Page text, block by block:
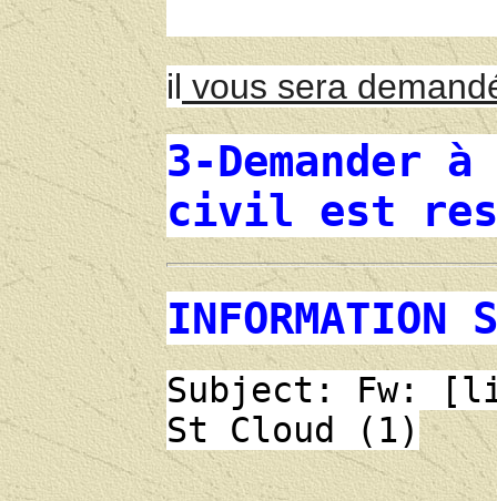
il vous sera
3-
civil est
INFORMATION
Subject: Fw:
St Cloud (1)